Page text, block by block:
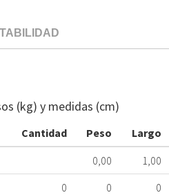
(kg) y medidas (cm)
Cantidad Peso Largo
0,00 1,00
0 0 0